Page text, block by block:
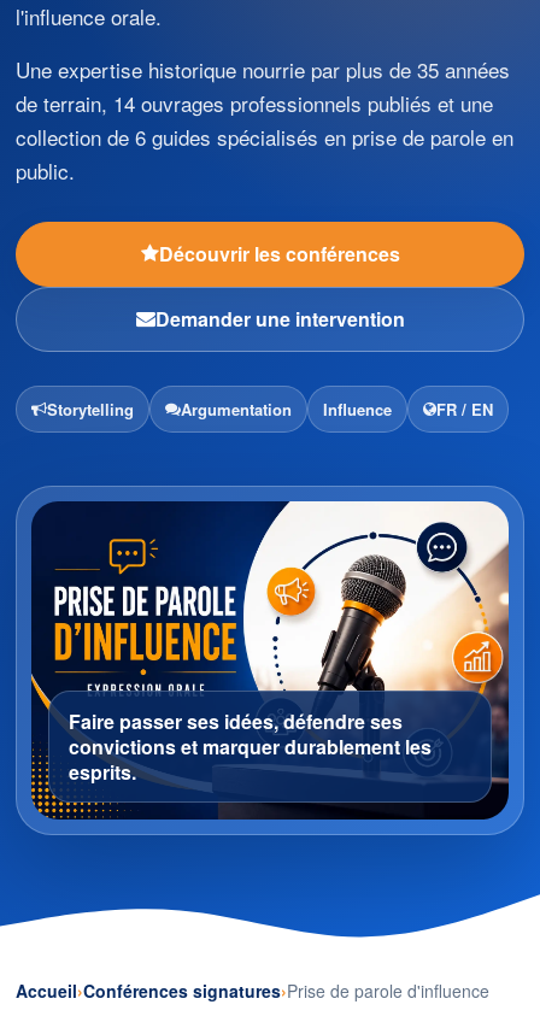
l'influence orale.
Une expertise historique nourrie par plus de 35 années
de terrain, 14 ouvrages professionnels publiés et une
collection de 6 guides spécialisés en prise de parole en
public.
Découvrir les conférences
Demander une intervention
Storytelling Argumentation Influence FR / EN
Faire passer ses idées, défendre ses
convictions et marquer durablement les
esprits.
Accueil Conférences signatures Prise de parole d'influence